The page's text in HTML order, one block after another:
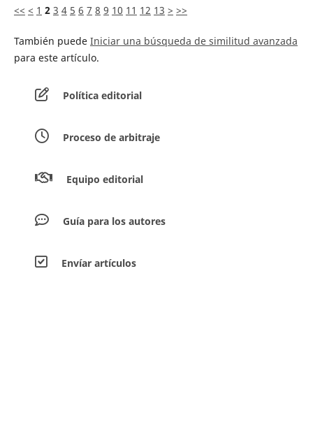
<< < 1 2 3 4 5 6 7 8 9 10 11 12 13 > >>
También puede Iniciar una búsqueda de similitud avanzada
para este artículo.
Política editorial
Proceso de arbitraje
Equipo editorial
Guía para los autores
Envíar artículos